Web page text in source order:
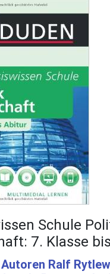
Schule
7. Klasse
Ralf